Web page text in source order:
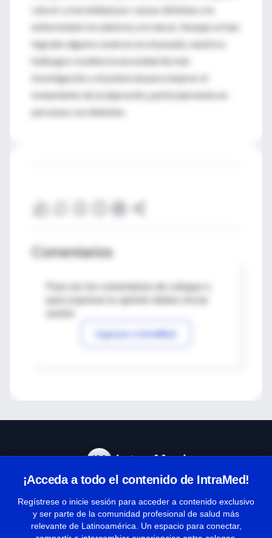
cáncer y mortalidad por causas distintas a la
enfermedad circulatoria y el cáncer. Aunque se han
logrado algunos avances en el pasado, nuestros
hallazgos resaltan la necesidad de más
investigación y el potencial para mejorar el
tratamiento de la depresión, particularmente en
personas con diabetes.
Comentarios
Para ver los comentarios de colegas o
Ingresar a IntraMed
¡Acceda a todo el contenido de IntraMed!
Regístrese o inicie sesión para acceder a contenido exclusivo
y ser parte de la comunidad profesional de salud más
relevante de Latinoamérica. Un espacio para conectar,
Términos y condiciones